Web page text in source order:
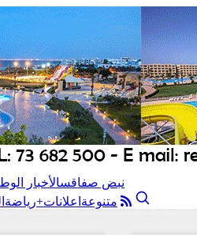
نبض صفاقسالأخبار
متنوعة اعلانات+رياضة